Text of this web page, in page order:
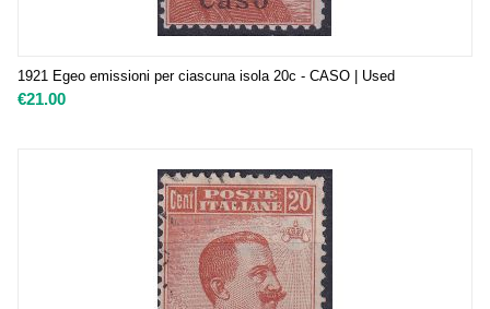
1921 Egeo emissioni per ciascuna isola 20c - CASO | Used
€21.00